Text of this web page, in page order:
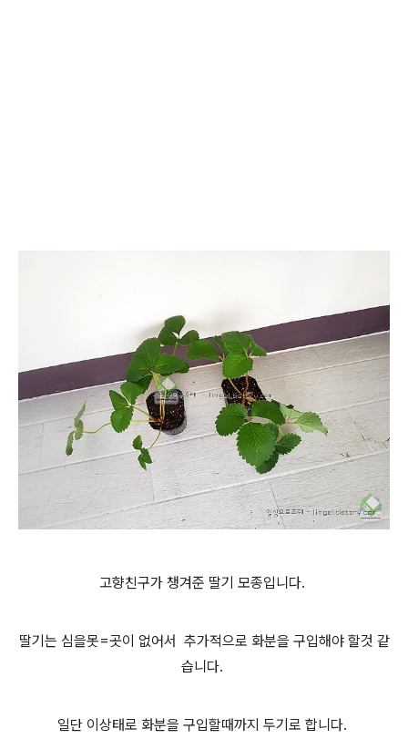
고향친구가 챙겨준 딸기 모종입니다.
딸기는 심을못=곳이 없어서 추가적으로 화분을 구입해야 할것 같
습니다.
일단 이상태로 화분을 구입할때까지 두기로 합니다.